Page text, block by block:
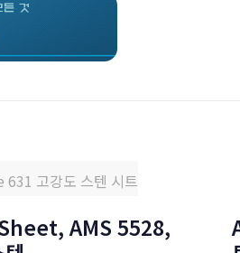
고강도 스텐 시트
AMS 5528,